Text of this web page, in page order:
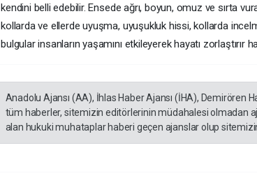
kendini belli edebilir. Ensede ağrı, boyun, omuz ve sırta
kollarda ve ellerde uyuşma, uyuşukluk hissi, kollarda
bulgular insanların yaşamını etkileyerek hayatı zorlaştırır
Anadolu Ajansı (AA), İhlas Haber Ajansı (İHA), Demirören
tüm haberler, sitemizin editörlerinin müdahalesi olmadan
alan hukuki muhataplar haberi geçen ajanslar olup